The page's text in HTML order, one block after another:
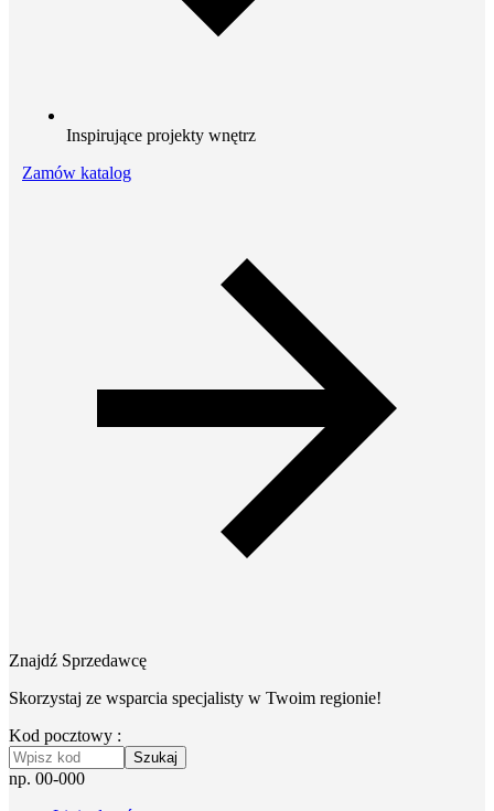
Inspirujące projekty wnętrz
Zamów katalog
Znajdź Sprzedawcę
Skorzystaj ze wsparcia specjalisty w Twoim regionie!
Kod pocztowy :
Szukaj
np. 00-000